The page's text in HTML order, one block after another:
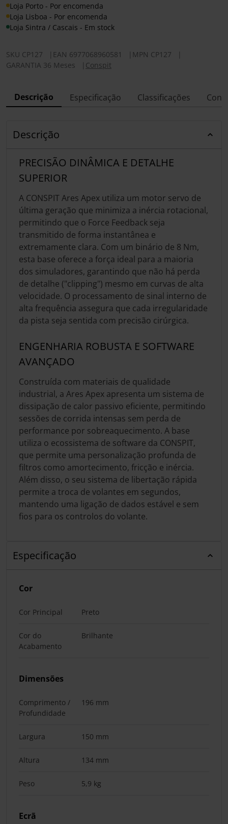
Loja Porto - Por encomenda
Loja Lisboa - Por encomenda
Loja Sintra / Cascais - Em stock
SKU CP127 EAN 6977068960581 MPN CP127
GARANTIA 36 Meses
Conspit
Descrição Especificação Classificações
Descrição
PRECISÃO DINÂMICA E DETALHE
SUPERIOR
A CONSPIT Ares Apex utiliza um motor servo de
última geração que minimiza a inércia rotacional,
permitindo que o Force Feedback seja
transmitido de forma instantânea e
extremamente clara. Com um binário de 8 Nm,
esta base oferece a força ideal para a maioria
dos simuladores, garantindo que não há perda
de detalhe ("clipping") mesmo em curvas de alta
velocidade. O processamento de sinal interno de
alta frequência assegura que cada irregularidade
da pista seja sentida com precisão cirúrgica.
ENGENHARIA ROBUSTA E SOFTWARE
AVANÇADO
Construída com materiais de qualidade
industrial, a Ares Apex apresenta um sistema de
dissipação de calor passivo eficiente, permitindo
sessões de corrida intensas sem perda de
performance por sobreaquecimento. A base
utiliza o ecossistema de software da CONSPIT,
que permite uma personalização profunda de
filtros como amortecimento, fricção e inércia.
Além disso, o seu sistema de libertação rápida
permite a troca de volantes em segundos,
mantendo uma ligação de dados estável e sem
fios para os controlos do volante.
Especificação
Cor
Cor Principal Preto
Cor do
Acabamento
Brilhante
Dimensões
Comprimento /
Profundidade
196 mm
Largura 150 mm
Altura 134 mm
Peso 5,9 kg
Ecrã